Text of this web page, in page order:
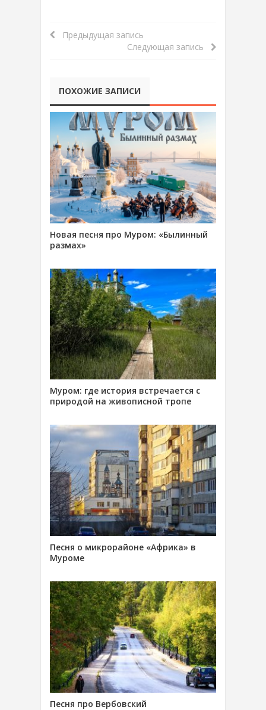
Предыдущая запись
Следующая запись
ПОХОЖИЕ ЗАПИСИ
Новая песня про Муром: «Былинный
размах»
Муром: где история встречается с
природой на живописной тропе
Песня о микрорайоне «Африка» в
Муроме
Песня про Вербовский